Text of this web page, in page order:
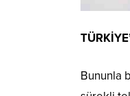
Bununla